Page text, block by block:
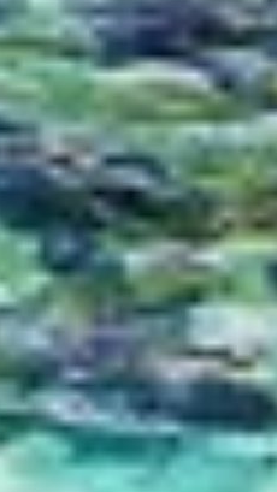
lähteistä
tai
sisällön